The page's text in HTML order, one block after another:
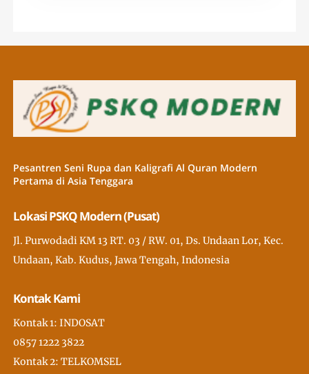
Pesantren Seni Rupa dan Kaligrafi Al Quran Modern
Pertama di Asia Tenggara
Lokasi PSKQ Modern (Pusat)
Jl. Purwodadi KM 13 RT. 03 / RW. 01, Ds. Undaan Lor, Kec.
Undaan, Kab. Kudus, Jawa Tengah, Indonesia
Kontak Kami
Kontak 1: INDOSAT
0857 1222 3822
Kontak 2: TELKOMSEL